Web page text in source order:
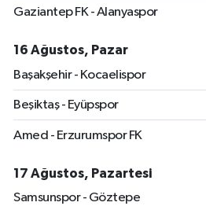
Gaziantep FK - Alanyaspor
16 Ağustos, Pazar
Başakşehir - Kocaelispor
Beşiktaş - Eyüpspor
Amed - Erzurumspor FK
17 Ağustos, Pazartesi
Samsunspor - Göztepe